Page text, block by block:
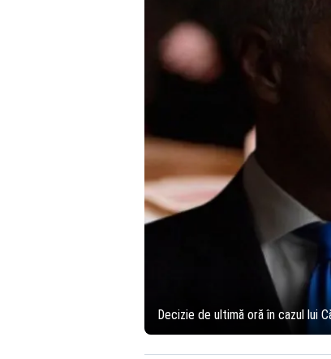
Decizie de ultimă oră în cazul lui